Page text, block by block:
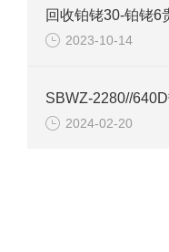
2023-10-14
2024-02-20